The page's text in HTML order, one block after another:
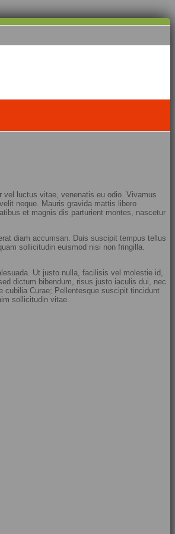
vel luctus vitae, venenatis eu odio. Vivamus
neque. Mauris gravida mattis libero
et magnis dis parturient montes, nascetur
diam accumsan. Duis suscipit tempus tellus
sollicitudin euismod nisi non fringilla.
Ut justo nulla, facilisis vel molestie id,
dictum bibendum, risus justo iaculis dui, nec
cubilia Curae; Pellentesque suscipit tincidunt
sollicitudin vitae.